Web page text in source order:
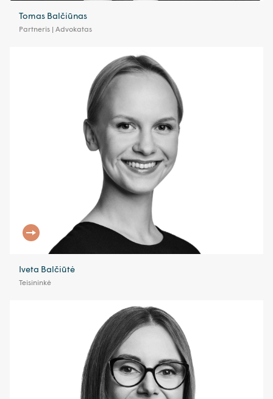
Tomas Balčiūnas
Partneris | Advokatas
Iveta Balčiūtė
Teisininkė